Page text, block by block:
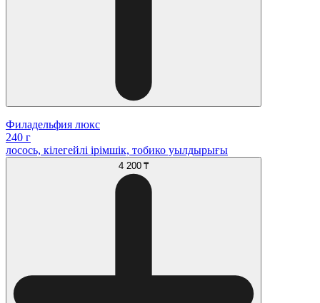
Филадельфия люкс
240 г
лосось, кілегейлі ірімшік, тобико уылдырығы
4 200 ₸